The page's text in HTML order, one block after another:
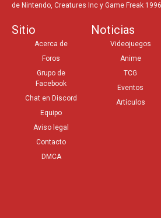
de Nintendo, Creatures Inc y Game Freak
Sitio
Acerca de
Foros
Grupo de
Facebook
Chat en Discord
Equipo
Aviso legal
Contacto
DMCA
Noticias
Videojuegos
Anime
TCG
Eventos
Artículos